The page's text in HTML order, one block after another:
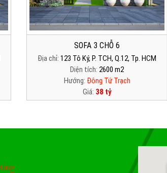
SOFA 3 CHỖ 6
Địa chỉ: 123 Tô Ký, P. TCH, Q.12, Tp. HCM
Diện tích: 2600 m2
Hướng: Đông Tứ Trạch
Giá: 38 tỷ